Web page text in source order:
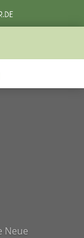
Neue